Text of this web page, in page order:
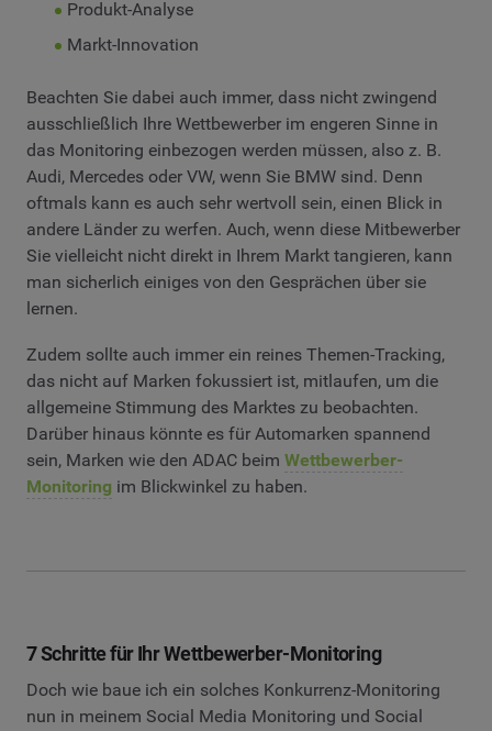
Produkt-Analyse
Markt-Innovation
Beachten Sie dabei auch immer, dass nicht zwingend
ausschließlich Ihre Wettbewerber im engeren Sinne in
das Monitoring einbezogen werden müssen, also z. B.
Audi, Mercedes oder VW, wenn Sie BMW sind. Denn
oftmals kann es auch sehr wertvoll sein, einen Blick in
andere Länder zu werfen. Auch, wenn diese Mitbewerber
Sie vielleicht nicht direkt in Ihrem Markt tangieren, kann
man sicherlich einiges von den Gesprächen über sie
lernen.
Zudem sollte auch immer ein reines Themen-Tracking,
das nicht auf Marken fokussiert ist, mitlaufen, um die
allgemeine Stimmung des Marktes zu beobachten.
Darüber hinaus könnte es für Automarken spannend
sein, Marken wie den ADAC beim Wettbewerber-
Monitoring im Blickwinkel zu haben.
7 Schritte für Ihr Wettbewerber-Monitoring
Doch wie baue ich ein solches Konkurrenz-Monitoring
nun in meinem Social Media Monitoring und Social